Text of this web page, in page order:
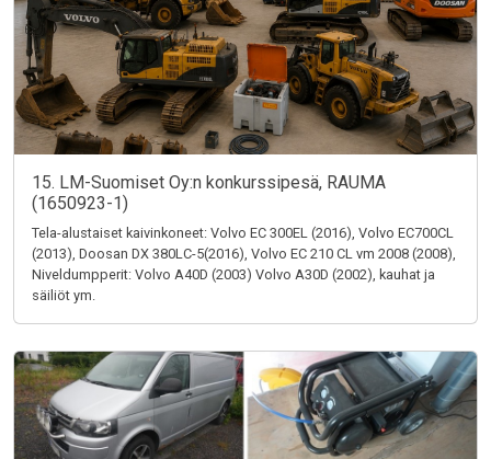
15. LM-Suomiset Oy:n konkurssipesä, RAUMA
(1650923-1)
Tela-alustaiset kaivinkoneet: Volvo EC 300EL (2016), Volvo EC700CL
(2013), Doosan DX 380LC-5(2016), Volvo EC 210 CL vm 2008 (2008),
Niveldumpperit: Volvo A40D (2003) Volvo A30D (2002), kauhat ja
säiliöt ym.